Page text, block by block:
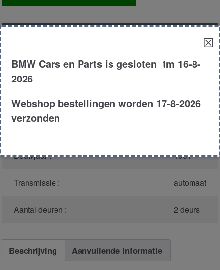
Model :
Carroserie : Coupe
Bouwjaar : 1991
Transmissie : automaat
Aantal deuren : 2 deurs
Beschrijving Aanvullende informatie
☒
BMW Cars en Parts is gesloten tm 16-8-
2026
Webshop bestellingen worden 17-8-2026
verzonden